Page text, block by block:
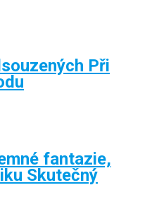
Při
fantazie,
Skutečný